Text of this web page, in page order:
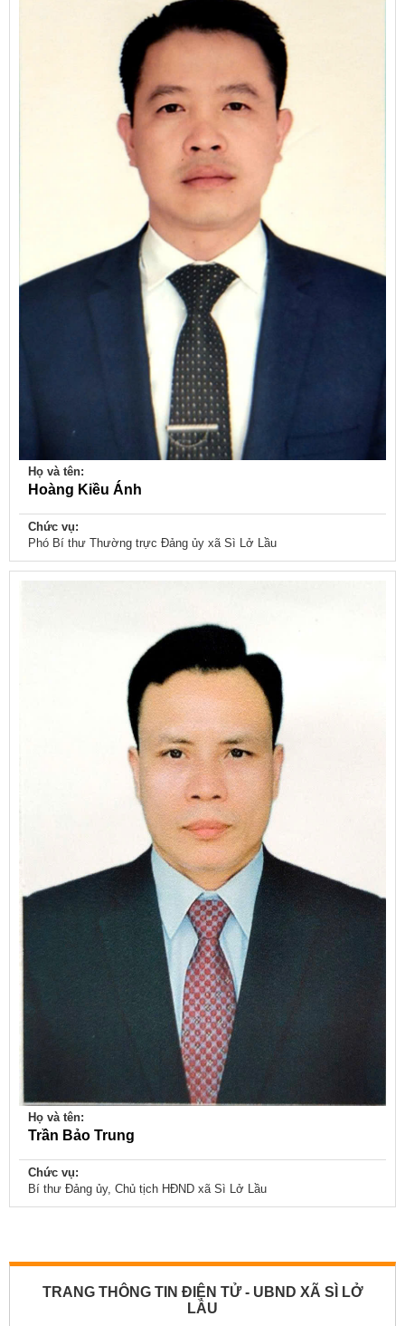
Họ và tên:
Hoàng Kiều Ánh
Chức vụ:
Phó Bí thư Thường trực Đảng ủy xã Sì Lở Lầu
Họ và tên:
Trần Bảo Trung
Chức vụ:
Bí thư Đảng ủy, Chủ tịch HĐND xã Sì Lở Lầu
TRANG THÔNG TIN ĐIỆN TỬ - UBND XÃ SÌ LỞ
LẦU